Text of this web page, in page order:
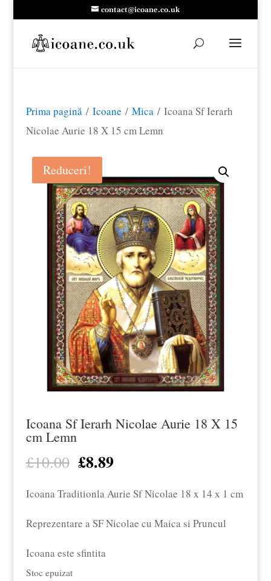
contact@icoane.co.uk
Prima pagină/ Icoane / Mica/ Icoana Sf Ierarh
Nicolae Aurie 18 X 15 cm Lemn
Reduceri!
Icoana Sf Ierarh Nicolae Aurie 18 X 15
cm Lemn
£10.00 Prețul
a
fost:
£8.89Prețul
este:
£8.89.
Icoana Traditionla Aurie Sf Nicolae 18 x 14 x 1 cm
Reprezentare a SF Nicolae cu Maica si Pruncul
Icoana este sfintita
Stoc epuizat